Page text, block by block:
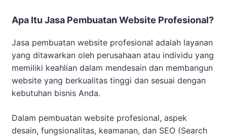
Apa Itu Jasa Pembuatan Website Profesional?
Jasa pembuatan website profesional adalah layanan
yang ditawarkan oleh perusahaan atau individu yang
memiliki keahlian dalam mendesain dan membangun
website yang berkualitas tinggi dan sesuai dengan
kebutuhan bisnis Anda.
Dalam pembuatan website profesional, aspek
desain, fungsionalitas, keamanan, dan SEO (Search